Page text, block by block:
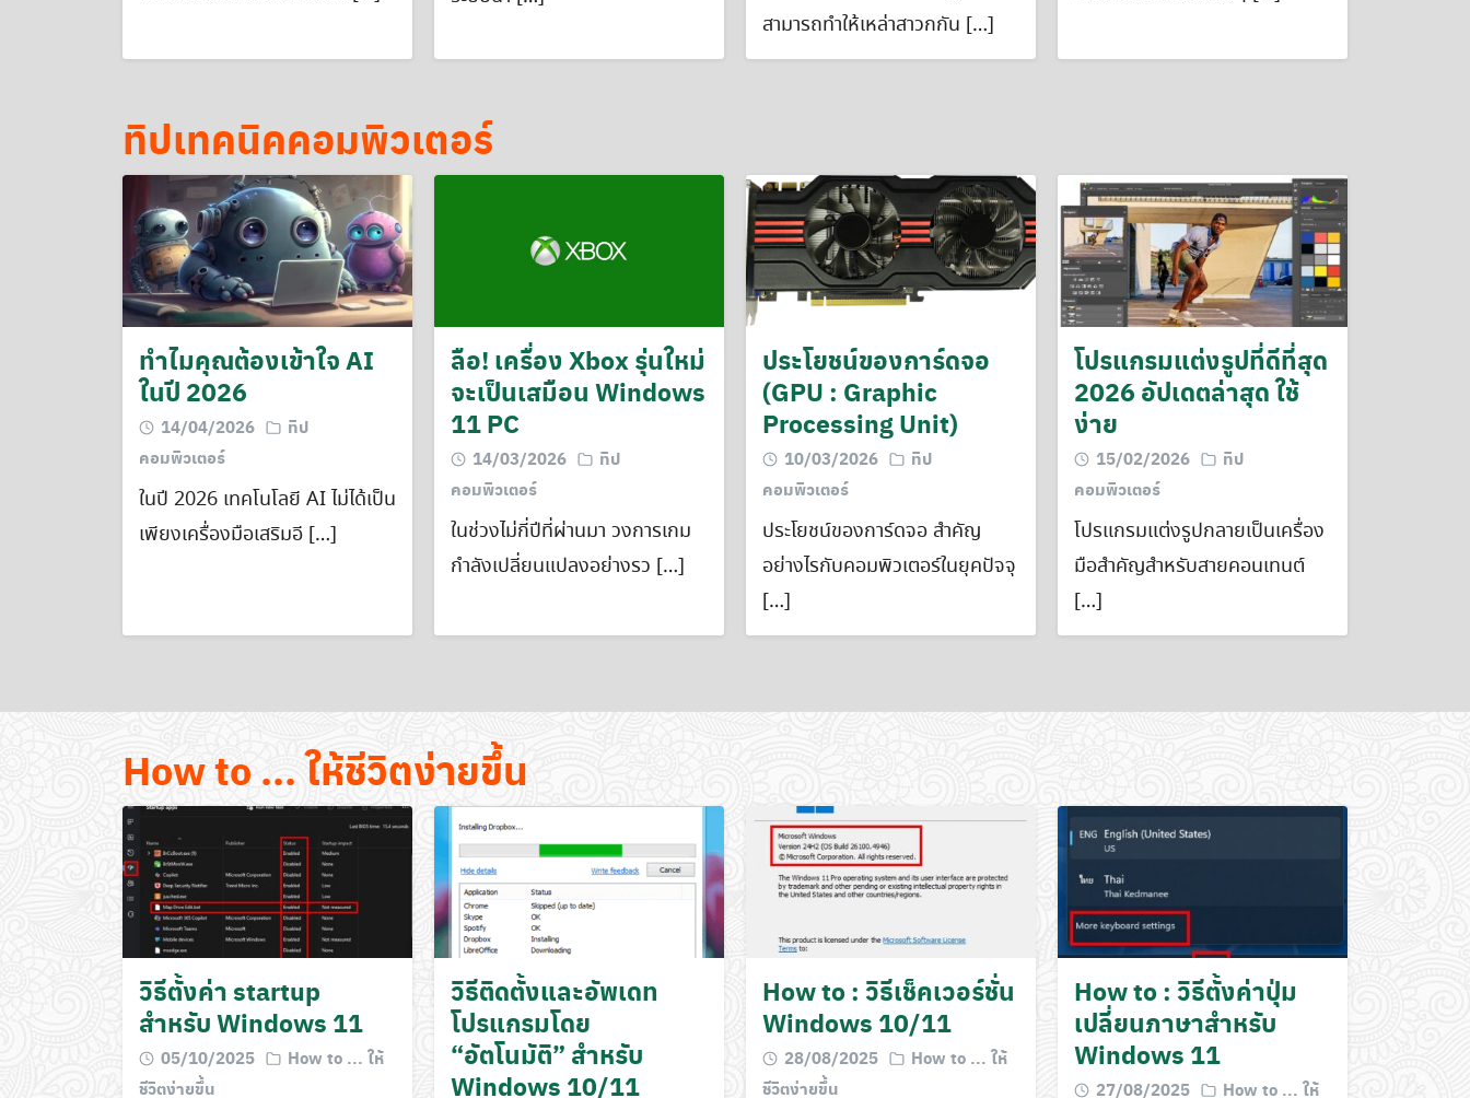
สามารถทำให้เหล่าสาวกกัน […]
ทิปเทคนิคคอมพิวเตอร์
ทำไมคุณต้องเข้าใจ AI
ในปี 2026
14/04/2026
ทิป
คอมพิวเตอร์
ในปี 2026 เทคโนโลยี AI ไม่ได้เป็น
เพียงเครื่องมือเสริมอี […]
ลือ! เครื่อง Xbox รุ่นใหม่
จะเป็นเสมือน Windows
11 PC
14/03/2026
ทิป
คอมพิวเตอร์
ในช่วงไม่กี่ปีที่ผ่านมา วงการเกม
กำลังเปลี่ยนแปลงอย่างรว […]
ประโยชน์ของการ์ดจอ
(GPU : Graphic
Processing Unit)
10/03/2026
ทิป
คอมพิวเตอร์
ประโยชน์ของการ์ดจอ สำคัญ
อย่างไรกับคอมพิวเตอร์ในยุคปัจจุ
[…]
โปรแกรมแต่งรูปที่ดีที่สุด
2026 อัปเดตล่าสุด ใช้
ง่าย
15/02/2026
ทิป
คอมพิวเตอร์
โปรแกรมแต่งรูปกลายเป็นเครื่อง
มือสำคัญสำหรับสายคอนเทนต์
[…]
How to ... ให้ชีวิตง่ายขึ้น
วิธีตั้งค่า startup
สำหรับ Windows 11
05/10/2025
How to ... ให้
ชีวิตง่ายขึ้น
วิธีติดตั้งและอัพเดท
โปรแกรมโดย
“อัตโนมัติ” สำหรับ
Windows 10/11
How to : วิธีเช็คเวอร์ชั่น
Windows 10/11
28/08/2025
How to ... ให้
ชีวิตง่ายขึ้น
How to : วิธีตั้งค่าปุ่ม
เปลี่ยนภาษาสำหรับ
Windows 11
27/08/2025 How to ... ให้